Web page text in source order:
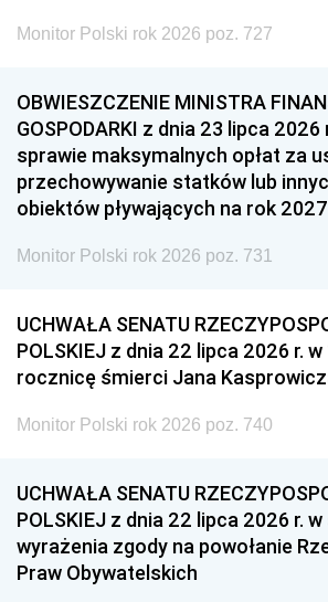
Monitor Polski rok 2026 poz. 727
OBWIESZCZENIE MINISTRA
GOSPODARKI z dnia 23 lipca 2026
sprawie maksymalnych opłat za
przechowywanie statków lub
obiektów pływających na rok 2027
Monitor Polski rok 2026 poz. 731
UCHWAŁA SENATU
POLSKIEJ z dnia 22 lipca 2026 r. w
rocznicę śmierci Jana
Monitor Polski rok 2026 poz. 740
UCHWAŁA SENATU
POLSKIEJ z dnia 22 lipca 2026 r.
wyrażenia zgody na powołanie
Praw Obywatelskich